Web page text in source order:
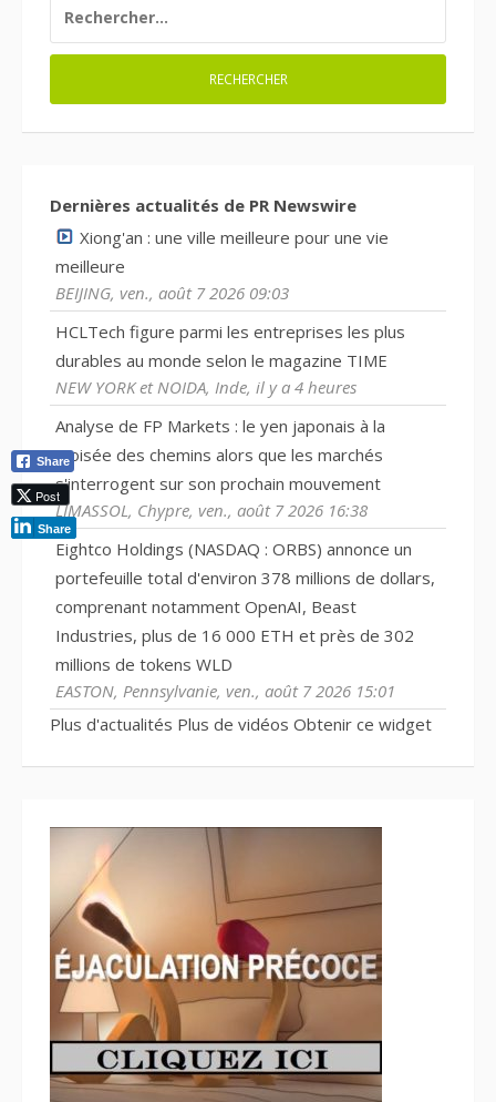
Dernières actualités de PR Newswire
Xiong'an : une ville meilleure pour une vie
meilleure
BEIJING, ven., août 7 2026 09:03
HCLTech figure parmi les entreprises les plus
durables au monde selon le magazine TIME
NEW YORK et NOIDA, Inde, il y a 4 heures
Analyse de FP Markets : le yen japonais à la
croisée des chemins alors que les marchés
s'interrogent sur son prochain mouvement
LIMASSOL, Chypre, ven., août 7 2026 16:38
Eightco Holdings (NASDAQ : ORBS) annonce un
portefeuille total d'environ 378 millions de dollars,
comprenant notamment OpenAI, Beast
Industries, plus de 16 000 ETH et près de 302
millions de tokens WLD
EASTON, Pennsylvanie, ven., août 7 2026 15:01
Plus d'actualités Plus de vidéos Obtenir ce widget
Share
Post
Share